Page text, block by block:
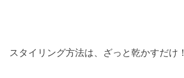
スタイリング方法は、ざっと乾かすだけ！